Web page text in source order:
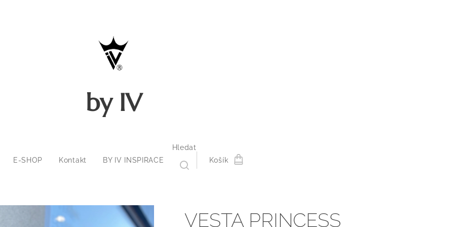
by IV
E-SHOP Kontakt BY IV INSPIRACE
Hledat
Košík
VESTA PRINCESS